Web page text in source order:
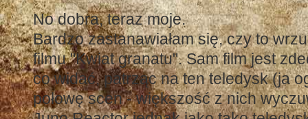
No dobra, teraz moje.
Bardzo zastanawiałam się, czy to
filmu "Kwiat granatu". Sam film jest
co widać, patrząc na ten teledysk (ja
połowę scen - większość z nich